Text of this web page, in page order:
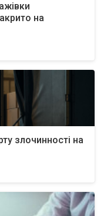
на
злочинності на